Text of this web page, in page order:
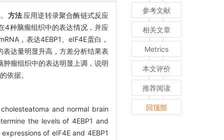
方法 应用逆转录聚合酶链式反应
4种脑瘤组织中的表达情况，并应
，表达4EBP1、eIF4E蛋白，
达量明显升高，方差分析结果表
瘤组织中的表达明显上调，说明
依据。
and normal brain
the levels of 4EBP1 and
of eIF4E and 4EBP1
参考文献
相关文章
Metrics
本文评价
推荐阅读
回顶部